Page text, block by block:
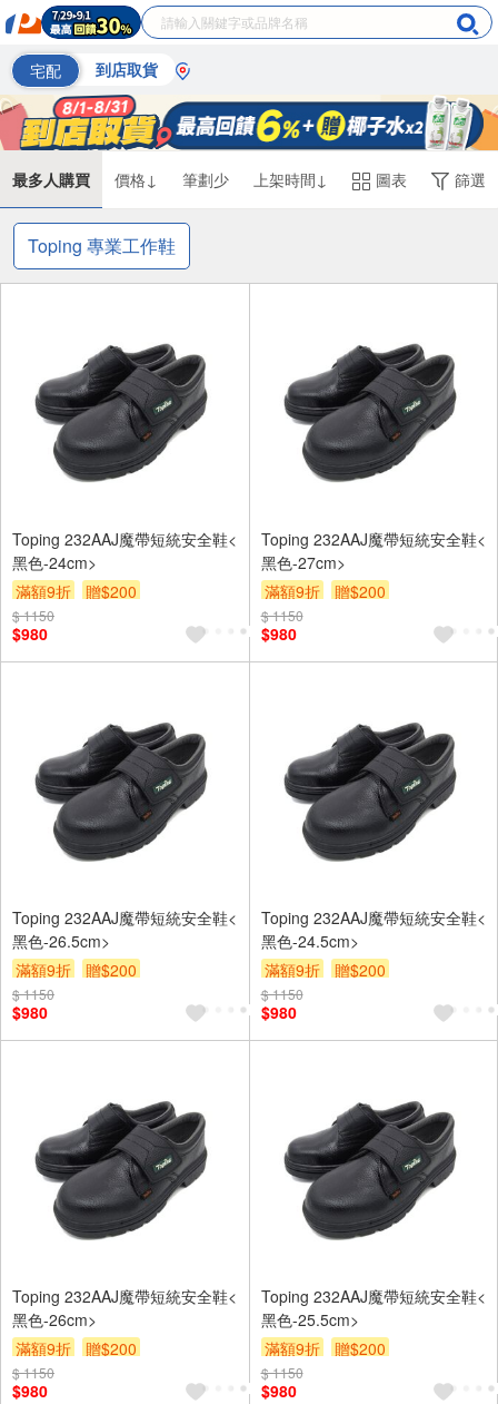
宅配 到店取貨
最多人購買 價格↓ 筆劃少 上架時間↓ 圖表 篩選
Toping 專業工作鞋
Toping 232AAJ魔帶短統安全鞋<
黑色-24cm>
滿額9折
贈$200
$ 1150
$980
Toping 232AAJ魔帶短統安全鞋<
黑色-27cm>
滿額9折
贈$200
$ 1150
$980
Toping 232AAJ魔帶短統安全鞋<
黑色-26.5cm>
滿額9折
贈$200
$ 1150
$980
Toping 232AAJ魔帶短統安全鞋<
黑色-24.5cm>
滿額9折
贈$200
$ 1150
$980
Toping 232AAJ魔帶短統安全鞋<
黑色-26cm>
滿額9折
贈$200
$ 1150
$980
Toping 232AAJ魔帶短統安全鞋<
黑色-25.5cm>
滿額9折
贈$200
$ 1150
$980